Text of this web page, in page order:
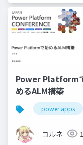
Power Platform
めるALM構築
power apps
コルネ